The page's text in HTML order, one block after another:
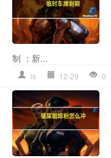
制 ：新...
ls 12-29 0